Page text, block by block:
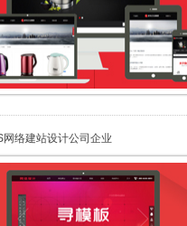
网络建站设计公司企业